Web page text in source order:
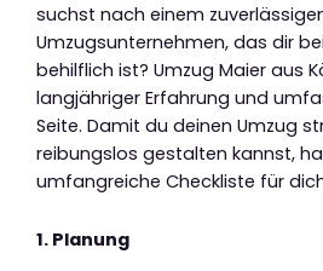
suchst nach einem
Umzugsunternehmen, das dir
behilflich ist? Umzug Maier aus
langjähriger Erfahrung und
Seite. Damit du deinen Umzug
reibungslos gestalten kannst,
umfangreiche Checkliste für
1. Planung